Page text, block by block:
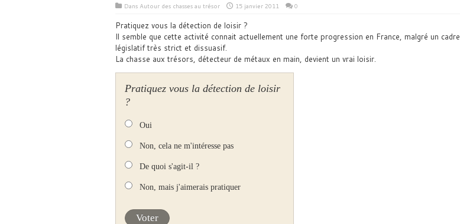
Dans Autour des chasses au trésor 15 janvier 2011 0
Pratiquez vous la détection de loisir ?
Il semble que cette activité connait actuellement une forte progression en France, malgré un cadre
législatif très strict et dissuasif.
La chasse aux trésors, détecteur de métaux en main, devient un vrai loisir.
Pratiquez vous la détection de loisir
?
Oui
Non, cela ne m'intéresse pas
De quoi s'agit-il ?
Non, mais j'aimerais pratiquer
Voter